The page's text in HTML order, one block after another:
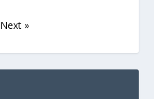
Next »